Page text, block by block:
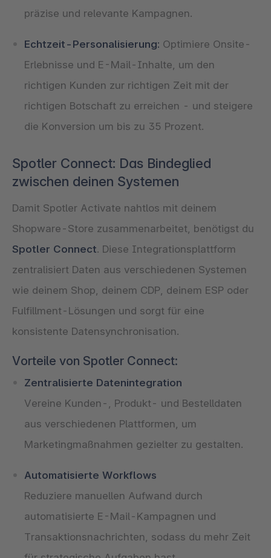
präzise und relevante Kampagnen.
Echtzeit-Personalisierung: Optimiere Onsite-
Erlebnisse und E-Mail-Inhalte, um den
richtigen Kunden zur richtigen Zeit mit der
richtigen Botschaft zu erreichen - und steigere
die Konversion um bis zu 35 Prozent.
Spotler Connect: Das Bindeglied
zwischen deinen Systemen
Damit Spotler Activate nahtlos mit deinem
Shopware-Store zusammenarbeitet, benötigst du
Spotler Connect. Diese Integrationsplattform
zentralisiert Daten aus verschiedenen Systemen
wie deinem Shop, deinem CDP, deinem ESP oder
Fulfillment-Lösungen und sorgt für eine
konsistente Datensynchronisation.
Vorteile von Spotler Connect:
Zentralisierte Datenintegration
Vereine Kunden-, Produkt- und Bestelldaten
aus verschiedenen Plattformen, um
Marketingmaßnahmen gezielter zu gestalten.
Automatisierte Workflows
Reduziere manuellen Aufwand durch
automatisierte E-Mail-Kampagnen und
Transaktionsnachrichten, sodass du mehr Zeit